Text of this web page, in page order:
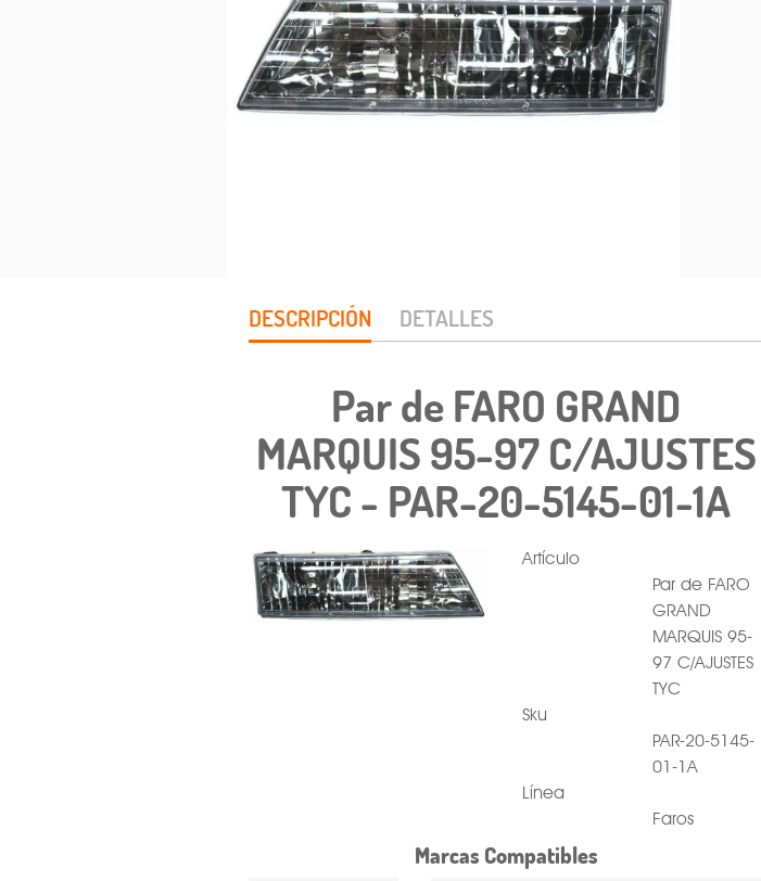
DESCRIPCIÓN DETALLES
Par de FARO GRAND
MARQUIS 95-97 C/AJUSTES
TYC - PAR-20-5145-01-1A
Artículo
Par de FARO
GRAND
MARQUIS 95-
97 C/AJUSTES
TYC
Sku
PAR-20-5145-
01-1A
Línea
Faros
Marcas Compatibles